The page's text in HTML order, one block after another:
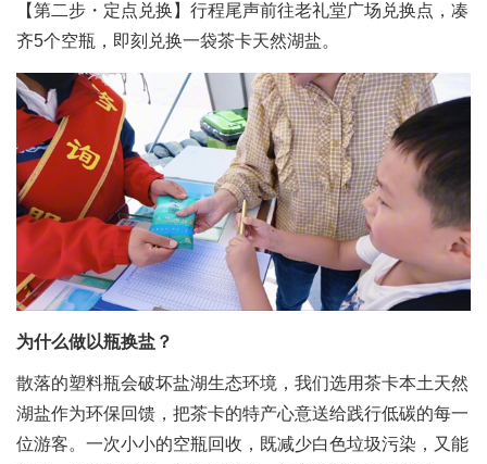
【第二步・定点兑换】行程尾声前往老礼堂广场兑换点，凑
齐5个空瓶，即刻兑换一袋茶卡天然湖盐。
为什么做以瓶换盐？
散落的塑料瓶会破坏盐湖生态环境，我们选用茶卡本土天然
湖盐作为环保回馈，把茶卡的特产心意送给践行低碳的每一
位游客。一次小小的空瓶回收，既减少白色垃圾污染，又能